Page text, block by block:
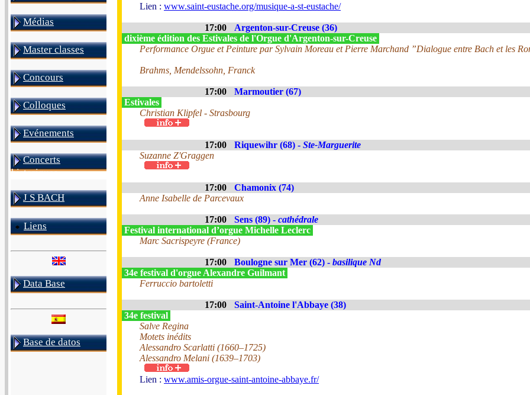
Médias
Master classes
Concours
Colloques
Evénements
Concerts
historiques
J S BACH
Liens
Data Base
Base de datos
Lien : www.saint-eustache.org/musique-a-st-eustache/
17:00
Argenton-sur-Creuse (36)
dixième édition des Estivales de l'Orgue d'Argenton-sur-Creuse
Performance Orgue et Peinture par Sylvain Moreau et Pierre Marchand ”Dialogue entre Bach et les
Brahms, Mendelssohn, Franck
17:00
Marmoutier (67)
Estivales
Christian Klipfel - Strasbourg
17:00 Riquewihr (68) - Ste-Marguerite
Suzanne Z'Graggen
17:00
Chamonix (74)
Anne Isabelle de Parcevaux
17:00 Sens (89) - cathédrale
Festival international d’orgue Michelle Leclerc
Marc Sacrispeyre (France)
17:00 Boulogne sur Mer (62) - basilique Nd
34e festival d'orgue Alexandre Guilmant
Ferruccio bartoletti
17:00
Saint-Antoine l'Abbaye (38)
34e festival
Salve Regina
Motets inédits
Alessandro Scarlatti (1660–1725)
Alessandro Melani (1639–1703)
Lien : www.amis-orgue-saint-antoine-abbaye.fr/